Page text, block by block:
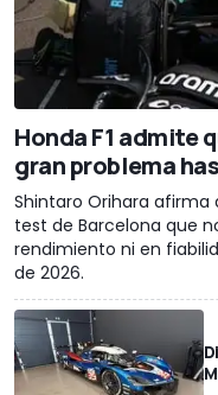
Honda F1 admite
gran problema
Shintaro Orihara afirma
test de Barcelona que
rendimiento ni en
de 2026.